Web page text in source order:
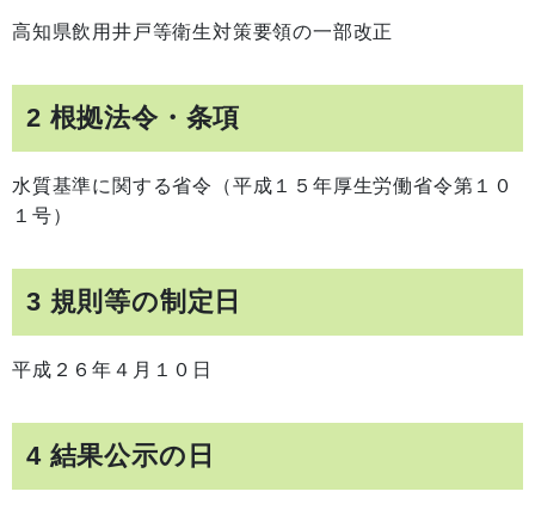
高知県飲用井戸等衛生対策要領の一部改正
2 根拠法令・条項
水質基準に関する省令（平成１５年厚生労働省令第１０
１号）
3 規則等の制定日
平成２６年４月１０日
4 結果公示の日